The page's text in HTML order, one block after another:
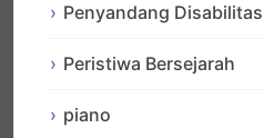
Penyandang
Peristiwa Bersejarah
piano